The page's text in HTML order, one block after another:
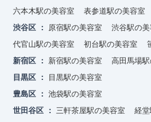
六本木駅の美容室
表参道駅の美容室
渋谷区
原宿駅の美容室 渋谷駅の美
代官山駅の美容室
初台駅の美容室
新宿区
新宿駅の美容室
高田馬場
目黒区
目黒駅の美容室
豊島区
池袋駅の美容室
世田谷区
三軒茶屋駅の美容室
経